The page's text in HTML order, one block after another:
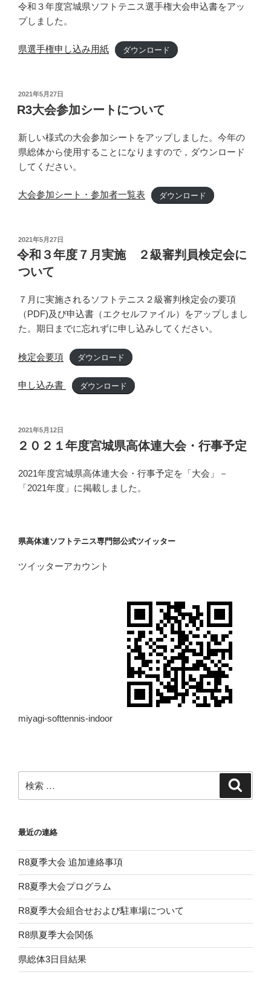
令和３年度宮城県ソフトテニス選手権大会申込書をアッ
プしました。
県選手権申し込み用紙 ダウンロード
投
稿
日:
2021年5月27日
R3大会参加シートについて
新しい様式の大会参加シートをアップしました。今年の
県総体から使用することになりますので，ダウンロード
してください。
大会参加シート・参加者一覧表 ダウンロード
投
稿
日:
2021年5月27日
令和３年度７月実施 ２級審判員検定会に
ついて
７月に実施されるソフトテニス２級審判検定会の要項
（PDF)及び申込書（エクセルファイル）をアップしまし
た。期日までに忘れずに申し込みしてください。
検定会要項 ダウンロード
申し込み書 ダウンロード
投
稿
日:
2021年5月12日
２０２１年度宮城県高体連大会・行事予定
2021年度宮城県高体連大会・行事予定を「大会」－
「2021年度」に掲載しました。
県高体連ソフトテニス専門部公式ツイッター
ツイッターアカウント
miyagi-softtennis-indoor
索:
最近の連絡
R8夏季大会 追加連絡事項
R8夏季大会プログラム
R8夏季大会組合せおよび駐車場について
R8県夏季大会関係
県総体3日目結果